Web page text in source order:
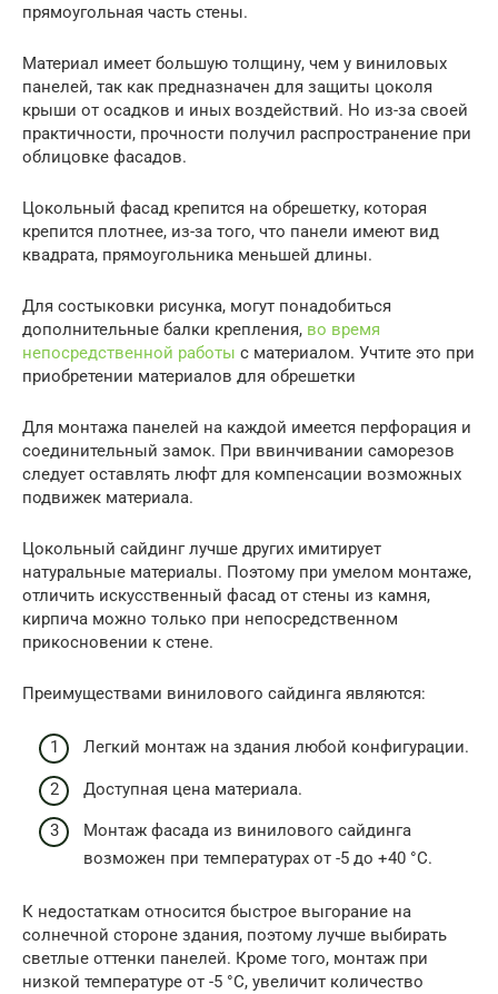
прямоугольная часть стены.
Материал имеет большую толщину, чем у виниловых
панелей, так как предназначен для защиты цоколя
крыши от осадков и иных воздействий. Но из-за своей
практичности, прочности получил распространение при
облицовке фасадов.
Цокольный фасад крепится на обрешетку, которая
крепится плотнее, из-за того, что панели имеют вид
квадрата, прямоугольника меньшей длины.
Для состыковки рисунка, могут понадобиться
дополнительные балки крепления, во время
непосредственной работы с материалом. Учтите это при
приобретении материалов для обрешетки
Для монтажа панелей на каждой имеется перфорация и
соединительный замок. При ввинчивании саморезов
следует оставлять люфт для компенсации возможных
подвижек материала.
Цокольный сайдинг лучше других имитирует
натуральные материалы. Поэтому при умелом монтаже,
отличить искусственный фасад от стены из камня,
кирпича можно только при непосредственном
прикосновении к стене.
Преимуществами винилового сайдинга являются:
Легкий монтаж на здания любой конфигурации.
Доступная цена материала.
Монтаж фасада из винилового сайдинга
возможен при температурах от -5 до +40 °С.
К недостаткам относится быстрое выгорание на
солнечной стороне здания, поэтому лучше выбирать
светлые оттенки панелей. Кроме того, монтаж при
низкой температуре от -5 °С, увеличит количество